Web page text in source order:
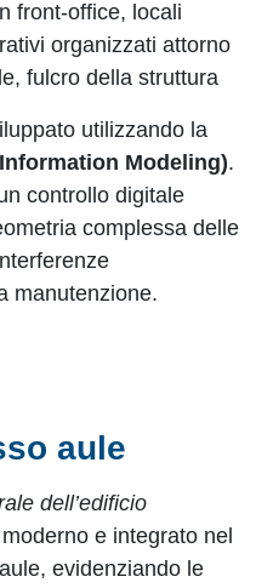
front-office, locali
organizzati attorno
fulcro della struttura
utilizzando la
Modeling).
controllo digitale
complessa delle
manutenzione.
aule
dell’edificio
e integrato nel
evidenziando le